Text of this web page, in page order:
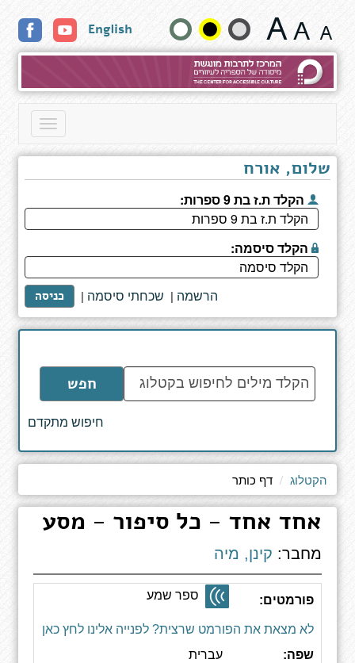
אחד
-
סיפור
-
שנה
גודל
טקסט
English
Toggle
שלום, אורח
הקלד ת.ז בת 9 ספרות:
הקלד סיסמה:
כניסה | שכחתי סיסמה | הרשמה
הקלד
מילים
לחיפוש
חפש
חיפוש מתקדם
הקטלוג דף כותר
אחד אחד - כל סיפור - מסע
מחבר: קינן, מיה
פורמטים: ספר שמע
לא מצאת את הפורמט שרצית? לפנייה אלינו לחץ כאן
שפה:
עברית